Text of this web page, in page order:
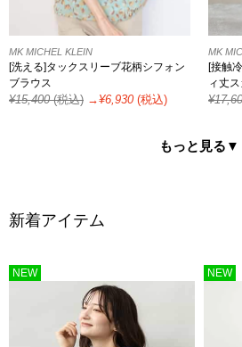
MK MICHEL KLEIN
[洗える]タックスリーブ花柄シフォン
ブラウス
¥15,400 (税込) →¥6,930 (税込)
MK
[接触
ィ丈
¥
もっと見る▼
新着アイテム
NEW NEW